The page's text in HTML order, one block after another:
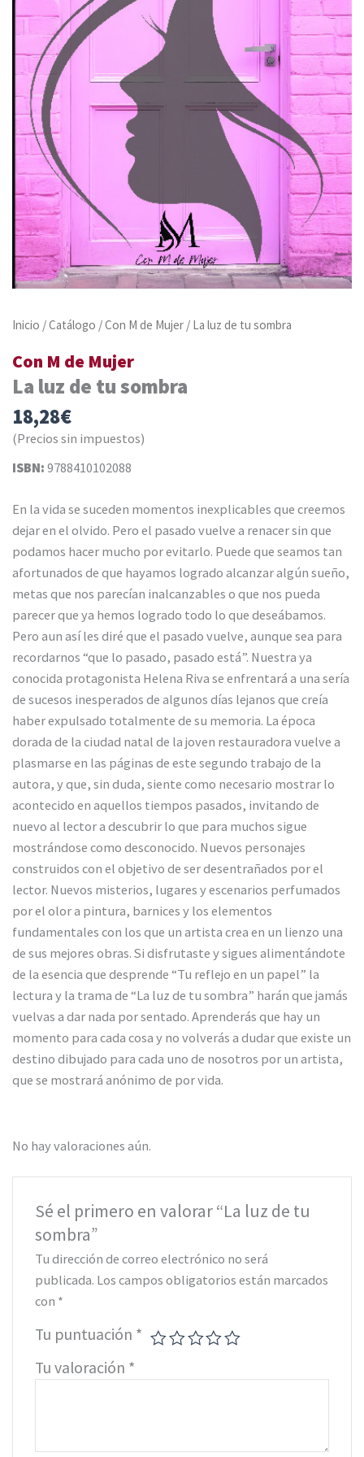
Inicio /Catálogo /Con M de Mujer / La luz de tu sombra
Con M de Mujer
La luz de tu sombra
18,28€
(Precios sin impuestos)
ISBN: 9788410102088
En la vida se suceden momentos inexplicables que creemos
dejar en el olvido. Pero el pasado vuelve a renacer sin que
podamos hacer mucho por evitarlo. Puede que seamos tan
afortunados de que hayamos logrado alcanzar algún sueño,
metas que nos parecían inalcanzables o que nos pueda
parecer que ya hemos logrado todo lo que deseábamos.
Pero aun así les diré que el pasado vuelve, aunque sea para
recordarnos “que lo pasado, pasado está”. Nuestra ya
conocida protagonista Helena Riva se enfrentará a una sería
de sucesos inesperados de algunos días lejanos que creía
haber expulsado totalmente de su memoria. La época
dorada de la ciudad natal de la joven restauradora vuelve a
plasmarse en las páginas de este segundo trabajo de la
autora, y que, sin duda, siente como necesario mostrar lo
acontecido en aquellos tiempos pasados, invitando de
nuevo al lector a descubrir lo que para muchos sigue
mostrándose como desconocido. Nuevos personajes
construidos con el objetivo de ser desentrañados por el
lector. Nuevos misterios, lugares y escenarios perfumados
por el olor a pintura, barnices y los elementos
fundamentales con los que un artista crea en un lienzo una
de sus mejores obras. Si disfrutaste y sigues alimentándote
de la esencia que desprende “Tu reflejo en un papel” la
lectura y la trama de “La luz de tu sombra” harán que jamás
vuelvas a dar nada por sentado. Aprenderás que hay un
momento para cada cosa y no volverás a dudar que existe un
destino dibujado para cada uno de nosotros por un artista,
que se mostrará anónimo de por vida.
No hay valoraciones aún.
Sé el primero en valorar “La luz de tu
sombra”
Tu dirección de correo electrónico no será
publicada. Los campos obligatorios están marcados
con *
Tu puntuación *
Tu valoración *